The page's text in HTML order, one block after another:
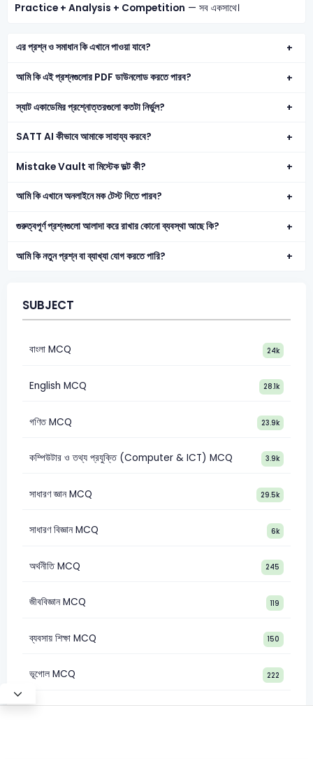
Practice + Analysis + Competition — সব একসাথে।
এর প্রশ্ন ও সমাধান কি এখানে পাওয়া যাবে?
আমি কি এই প্রশ্নগুলোর PDF ডাউনলোড করতে পারব?
স্যাট একাডেমির প্রশ্নোত্তরগুলো কতটা নির্ভুল?
SATT AI কীভাবে আমাকে সাহায্য করবে?
Mistake Vault বা মিস্টেক ভল্ট কী?
আমি কি এখানে অনলাইনে মক টেস্ট দিতে পারব?
গুরুত্বপূর্ণ প্রশ্নগুলো আলাদা করে রাখার কোনো ব্যবস্থা আছে কি?
আমি কি নতুন প্রশ্ন বা ব্যাখ্যা যোগ করতে পারি?
SUBJECT
বাংলা MCQ 24k
English MCQ 28.1k
গণিত MCQ 23.9k
কম্পিউটার ও তথ্য প্রযুক্তি (Computer & ICT) MCQ 3.9k
সাধারণ জ্ঞান MCQ 29.5k
সাধারণ বিজ্ঞান MCQ 6k
অর্থনীতি MCQ 245
জীববিজ্ঞান MCQ 119
ব্যবসায় শিক্ষা MCQ 150
ভূগোল MCQ 222